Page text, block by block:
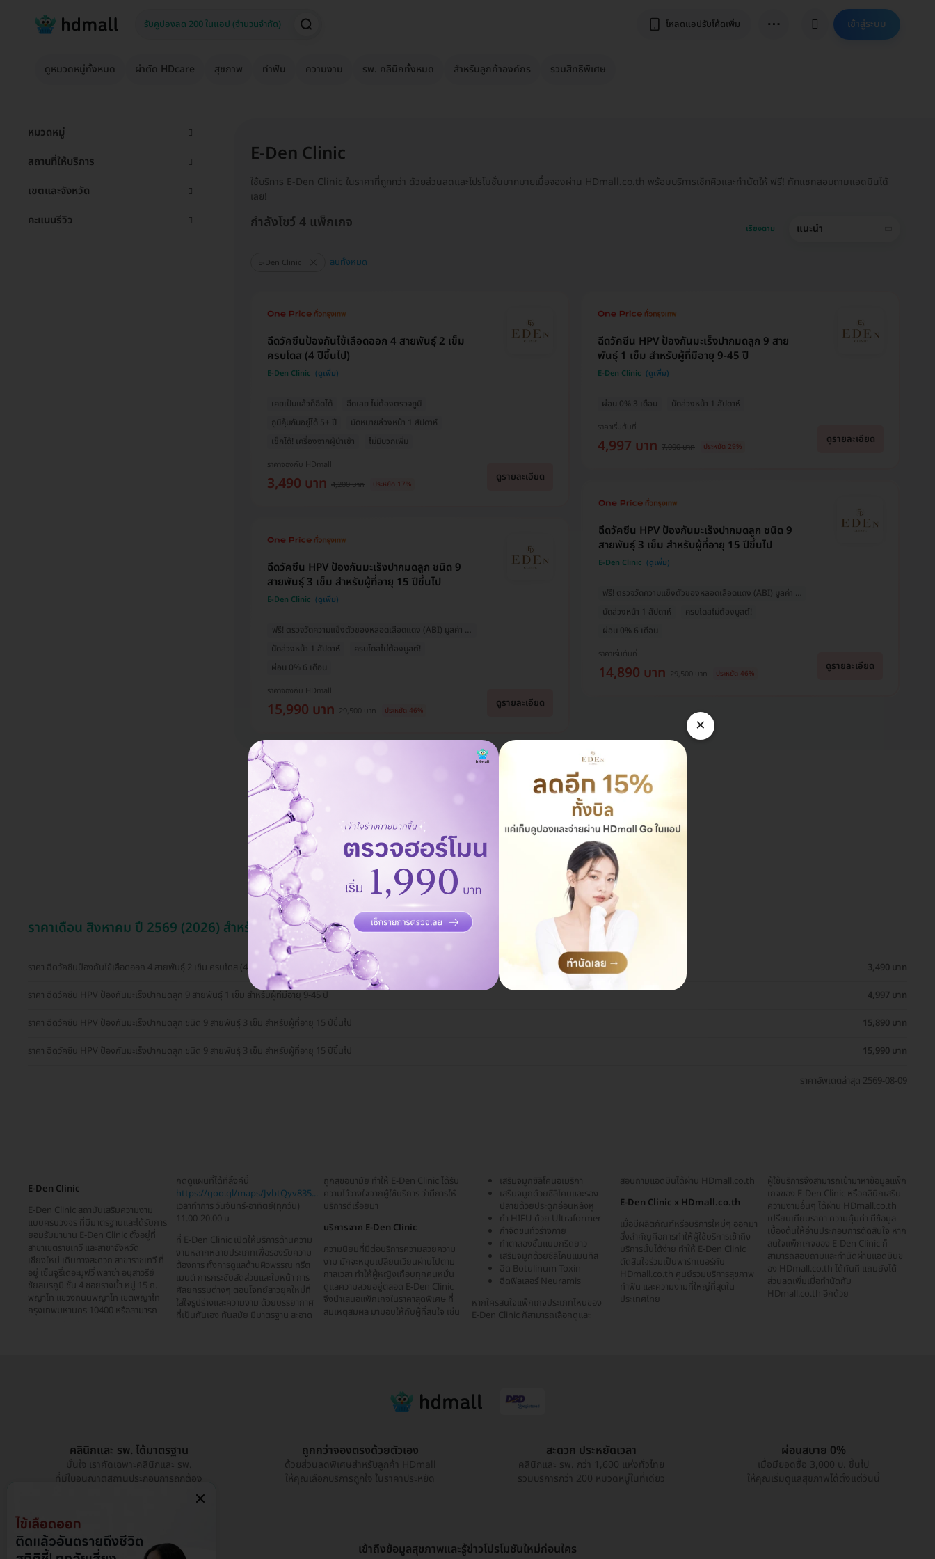
โหลดแอปรับโค้ดเพิ่ม ⋯ เข้าสู่ระบบ
ดูหมวดหมู่ทั้งหมด ผ่าตัด HDcare สุขภาพ ทำฟัน ความงาม รพ. คลินิกทั้งหมด สำหรับลูกค้าองค์กร รวมสิทธิพิเศษ
หมวดหมู่
สถานที่ให้บริการ
เขตและจังหวัด
คะแนนรีวิว
E-Den Clinic
ใช้บริการ E-Den Clinic ในราคาที่ถูกกว่า ด้วยส่วนลดและโปรโมชั่นมากมายเมื่อจองผ่าน HDmall.co.th พร้อมบริการเช็กคิวและทำนัดให้ ฟรี! ทักแชทสอบถามแอดมินได้
เลย!
เรียงตาม แนะนำ
กำลังโชว์ 4 แพ็กเกจ
E-Den Clinic ลบทั้งหมด
เคยเป็นแล้วก็ฉีดได้
ฉีดเลย ไม่ต้องตรวจภูมิ
ภูมิคุ้มกันอยู่ได้ 5+ ปี
นัดหมายล่วงหน้า 1 สัปดาห์
เช็กได้! เครื่องจากผู้นำเข้า
ไม่มีบวกเพิ่ม
ฉีดวัคซีนป้องกันไข้เลือดออก 4 สายพันธุ์ 2 เข็ม
ครบโดส (4 ปีขึ้นไป)
E-Den Clinic
ราคาจองกับ HDmall
3,490 บาท 4,200 บาท ประหยัด 17%
ดูรายละเอียด
ฟรี! ตรวจวัดความแข็งตัวของหลอดเลือดแดง (ABI) มูลค่า 1,000 บ.
นัดล่วงหน้า 1 สัปดาห์
ครบโดสไม่ต้องบูสต์!
ผ่อน 0% 6 เดือน
ฉีดวัคซีน HPV ป้องกันมะเร็งปากมดลูก ชนิด 9
สายพันธุ์ 3 เข็ม สำหรับผู้ที่อายุ 15 ปีขึ้นไป
E-Den Clinic
ราคาจองกับ HDmall
15,990 บาท 29,500 บาท ประหยัด 46%
ดูรายละเอียด
ผ่อน 0% 3 เดือน นัดล่วงหน้า 1 สัปดาห์
ฉีดวัคซีน HPV ป้องกันมะเร็งปากมดลูก 9 สาย
พันธุ์ 1 เข็ม สำหรับผู้ที่มีอายุ 9-45 ปี
E-Den Clinic
ราคาเริ่มต้นที่
4,997 บาท 7,000 บาท ประหยัด 29%
ดูรายละเอียด
ฟรี! ตรวจวัดความแข็งตัวของหลอดเลือดแดง (ABI) มูลค่า 1,000 บ.
นัดล่วงหน้า 1 สัปดาห์
ครบโดสไม่ต้องบูสต์!
ผ่อน 0% 6 เดือน
ฉีดวัคซีน HPV ป้องกันมะเร็งปากมดลูก ชนิด 9
สายพันธุ์ 3 เข็ม สำหรับผู้ที่อายุ 15 ปีขึ้นไป
E-Den Clinic
ราคาเริ่มต้นที่
14,890 บาท 29,500 บาท ประหยัด 46%
ดูรายละเอียด
คุยกับแอดมิน ฟรี!
ราคาเดือน สิงหาคม ปี 2569 (2026) สำหรับ E-Den Clinic
ราคา ฉีดวัคซีนป้องกันไข้เลือดออก 4 สายพันธุ์ 2 เข็ม ครบโดส (4 ปีขึ้นไป)
3,490 บาท
ราคา ฉีดวัคซีน HPV ป้องกันมะเร็งปากมดลูก 9 สายพันธุ์ 1 เข็ม สำหรับผู้ที่มีอายุ 9-45 ปี
4,997 บาท
ราคา ฉีดวัคซีน HPV ป้องกันมะเร็งปากมดลูก ชนิด 9 สายพันธุ์ 3 เข็ม สำหรับผู้ที่อายุ 15 ปีขึ้นไป
15,890 บาท
ราคา ฉีดวัคซีน HPV ป้องกันมะเร็งปากมดลูก ชนิด 9 สายพันธุ์ 3 เข็ม สำหรับผู้ที่อายุ 15 ปีขึ้นไป
15,990 บาท
ราคาอัพเดตล่าสุด 2569-08-09
E-Den Clinic
E-Den Clinic สถาบันเสริมความงาม
แบบครบวงจร ที่มีมาตรฐานและได้รับการ
ยอมรับมานาน E-Den Clinic ตั้งอยู่ที่
สาขาเขตราชเทวี และสาขาจังหวัด
เชียงใหม่ เดินทางสะดวก สาขาราชเทวี ที่
อยู่ เซ็นจูรี่เดอะมูฟวี่ พลาซ่า อนุสาวรีย์
ชัยสมรภูมิ ชั้น 4 ซอยรางน้ำ หมู่ 15 ถ.
พญาไท แขวงถนนพญาไท เขตพญาไท
กรุงเทพมหานคร 10400 หรือสามารถ
กดดูแผนที่ได้ที่ลิ้งค์นี้
https://goo.gl/maps/JvbtQyv835...
เวลาทำการ วันจันทร์-อาทิตย์(ทุกวัน)
11.00-20.00 น
ที่ E-Den Clinic เปิดให้บริการด้านความ
งามหลากหลายประเภทเพื่อรองรับความ
ต้องการ ทั้งการดูแลด้านผิวพรรณ ทรีต
เมนต์ การกระชับสัดส่วนและใบหน้า การ
ศัลยกรรมต่างๆ ตอบโจทย์สาวยุคใหม่ที่
ใส่ใจรูปร่างและความงาม ด้วยบรรยากาศ
ที่เป็นกันเอง ทันสมัย มีมาตรฐาน สะอาด
ถูกสุขอนามัย ทำให้ E-Den Clinic ได้รับ
ความไว้วางใจจากผู้ใช้บริการ ว่ามีการให้
บริการดีเรื่อยมา
บริการจาก E-Den Clinic
ความนิยมที่มีต่อบริการความสวยความ
งาม มักจะหมุนเปลี่ยนเวียนผ่านไปตาม
กาลเวลา ทำให้ผู้หญิงเกือบทุกคนหมั่น
ดูแลความสวยอยู่ตลอด E-Den Clinic
จึงนำเสนอแพ็กเกจในราคาสุดพิเศษ ที่
สมเหตุสมผล มามอบให้กับผู้ที่สนใจ เช่น
เสริมจมูกซิลิโคนอเมริกา
เสริมจมูกด้วยซิลิโคนและรอง
ปลายด้วยประดูกอ่อนหลังหู
ทำ HIFU ด้วย Ultraformer
กำจัดขนทั่วร่างกาย
ทำตาสองชั้นแบบกรีดยาว
เสริมจมูกด้วยซิลิโคนแมนทิส
ฉีด Botulinum Toxin
ฉีดฟิลเลอร์ Neuramis
หากใครสนใจแพ็กเกจประเภทไหนของ
E-Den Clinic ก็สามารถเลือกดูและ
สอบถามแอดมินได้ผ่าน HDmall.co.th
E-Den Clinic x HDmall.co.th
เมื่อมีผลิตภัณฑ์หรือบริการใหม่ๆ ออกมา
สิ่งสำคัญคือการทำให้ผู้ใช้บริการเข้าถึง
บริการนั้นได้ง่าย ทำให้ E-Den Clinic
ตัดสินใจร่วมเป็นพาร์ทเนอร์กับ
HDmall.co.th ศูนย์รวมบริการสุขภาพ
ทำฟัน และความงามที่ใหญ่ที่สุดใน
ประเทศไทย
ผู้ใช้บริการจึงสามารถเข้ามาหาข้อมูลแพ็ก
เกจของ E-Den Clinic หรือคลินิกเสริม
ความงามอื่นๆ ได้ผ่าน HDmall.co.th
เปรียบเทียบราคา ความคุ้มค่า มีข้อมูล
เบื้องต้นให้อ่านประกอบการตัดสินใจ หาก
สนใจแพ็กเกจของ E-Den Clinic ก็
สามารถสอบถามและทำนัดผ่านแอดมินข
อง HDmall.co.th ได้ทันที แถมยังได้
ส่วนลดเพิ่มเมื่อทำนัดกับ
HDmall.co.th อีกด้วย
คลินิกและ รพ. ได้มาตรฐาน
มั่นใจ เราคัดเฉพาะคลินิกและ รพ.
ที่มีใบอนุญาตสถานประกอบการถูกต้อง
ถูกกว่าจองตรงด้วยตัวเอง
ด้วยส่วนลดพิเศษสำหรับลูกค้า HDmall
ให้คุณเลือกบริการถูกใจ ในราคาประหยัด
สะดวก ประหยัดเวลา
คลินิกและ รพ. กว่า 1,600 แห่งทั่วไทย
รวมบริการกว่า 200 หมวดหมู่ในที่เดียว
ผ่อนสบาย 0%
เมื่อมียอดซื้อ 3,000 บ. ขึ้นไป
ให้คุณเริ่มดูแลสุขภาพได้ตั้งแต่วันนี้
เข้าถึงข้อมูลสุขภาพและรู้ข่าวโปรโมชันใหม่ก่อนใคร
×